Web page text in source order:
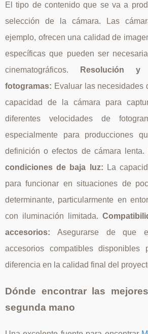
El tipo de contenido que se va a
selección de la cámara. Las
ejemplo, ofrecen una calidad de
específicas que pueden ser
cinematográficos.
Resolución
fotogramas: Evaluar las necesidades
capacidad de la cámara para
diferentes velocidades de
especialmente para producciones
definición o efectos de cámara lenta.
condiciones de baja luz: La
para funcionar en situaciones de
determinante, particularmente en
con iluminación limitada.
accesorios: Asegurarse de que
accesorios compatibles disponibles
diferencia en la calidad final del
Dónde encontrar las
segunda mano